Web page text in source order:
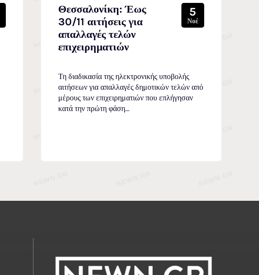
Θεσσαλονίκη: Έως
30/11 αιτήσεις για
απαλλαγές τελών
επιχειρηματιών
5
Νοέ
Τη διαδικασία της ηλεκτρονικής υποβολής
αιτήσεων για απαλλαγές δημοτικών τελών από
μέρους των επιχειρηματιών που επλήγησαν
κατά την πρώτη φάση...